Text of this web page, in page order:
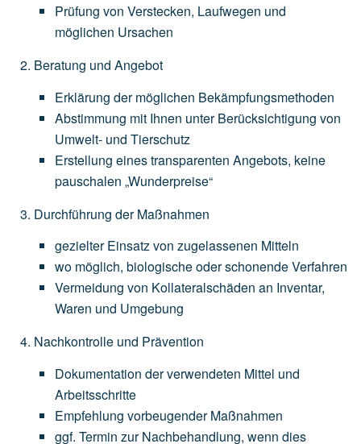
Prüfung von Verstecken, Laufwegen und
möglichen Ursachen
Beratung und Angebot
Erklärung der möglichen Bekämpfungsmethoden
Abstimmung mit Ihnen unter Berücksichtigung von
Umwelt- und Tierschutz
Erstellung einestransparenten Angebots, keine
pauschalen „Wunderpreise“
Durchführung der Maßnahmen
gezielter Einsatzvon zugelassenen Mitteln
wo möglich, biologischeoderschonendeVerfahren
Vermeidung von Kollateralschäden an Inventar,
Waren und Umgebung
Nachkontrolle und Prävention
Dokumentation derverwendeten Mittel und
Arbeitsschritte
Empfehlung vorbeugender Maßnahmen
ggf. Termin zur Nachbehandlung, wenn dies